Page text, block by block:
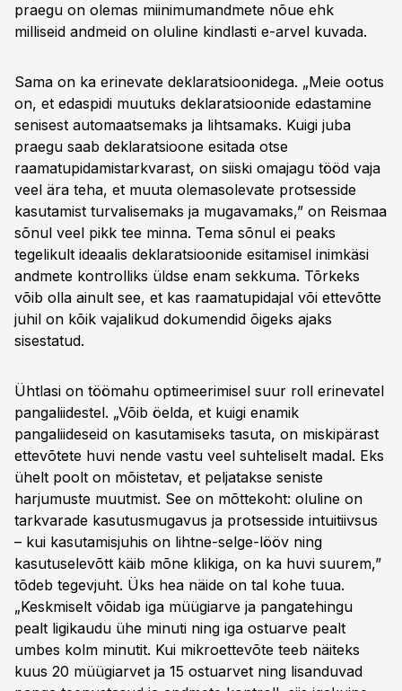
praegu on olemas miinimumandmete nõue ehk
milliseid andmeid on oluline kindlasti e-arvel kuvada.
Sama on ka erinevate deklaratsioonidega. „Meie ootus
on, et edaspidi muutuks deklaratsioonide edastamine
senisest automaatsemaks ja lihtsamaks. Kuigi juba
praegu saab deklaratsioone esitada otse
raamatupidamistarkvarast, on siiski omajagu tööd vaja
veel ära teha, et muuta olemasolevate protsesside
kasutamist turvalisemaks ja mugavamaks,” on Reismaa
sõnul veel pikk tee minna. Tema sõnul ei peaks
tegelikult ideaalis deklaratsioonide esitamisel inimkäsi
andmete kontrolliks üldse enam sekkuma. Tõrkeks
võib olla ainult see, et kas raamatupidajal või ettevõtte
juhil on kõik vajalikud dokumendid õigeks ajaks
sisestatud.
Ühtlasi on töömahu optimeerimisel suur roll erinevatel
pangaliidestel. „Võib öelda, et kuigi enamik
pangaliideseid on kasutamiseks tasuta, on miskipärast
ettevõtete huvi nende vastu veel suhteliselt madal. Eks
ühelt poolt on mõistetav, et peljatakse seniste
harjumuste muutmist. See on mõttekoht: oluline on
tarkvarade kasutusmugavus ja protsesside intuitiivsus
– kui kasutamisjuhis on lihtne-selge-lööv ning
kasutuselevõtt käib mõne klikiga, on ka huvi suurem,”
tõdeb tegevjuht. Üks hea näide on tal kohe tuua.
„Keskmiselt võidab iga müügiarve ja pangatehingu
pealt ligikaudu ühe minuti ning iga ostuarve pealt
umbes kolm minutit. Kui mikroettevõte teeb näiteks
kuus 20 müügiarvet ja 15 ostuarvet ning lisanduvad